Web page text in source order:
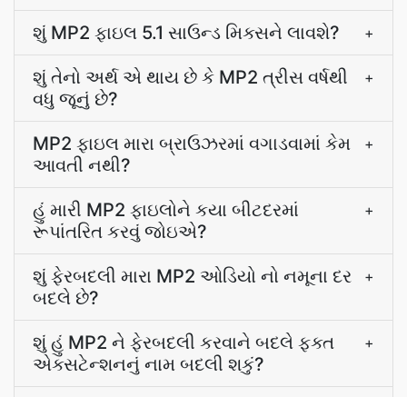
શું MP2 ફાઇલ 5.1 સાઉન્ડ મિક્સને લાવશે? +
શું તેનો અર્થ એ થાય છે કે MP2 ત્રીસ વર્ષથી
વધુ જૂનું છે?
+
MP2 ફાઇલ મારા બ્રાઉઝરમાં વગાડવામાં કેમ
આવતી નથી?
+
હું મારી MP2 ફાઇલોને કયા બીટદરમાં
રૂપાંતરિત કરવું જોઇએ?
+
શું ફેરબદલી મારા MP2 ઓડિયો નો નમૂના દર
બદલે છે?
+
શું હું MP2 ને ફેરબદલી કરવાને બદલે ફક્ત
એક્સટેન્શનનું નામ બદલી શકું?
+